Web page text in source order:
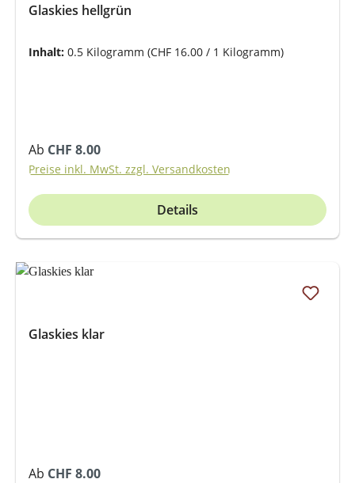
Glaskies hellgrün
Inhalt: 0.5 Kilogramm (CHF 16.00 / 1 Kilogramm)
Regulärer Preis:
Ab CHF 8.00
Preise inkl. MwSt. zzgl. Versandkosten
Details
Glaskies klar
Regulärer Preis:
Ab CHF 8.00